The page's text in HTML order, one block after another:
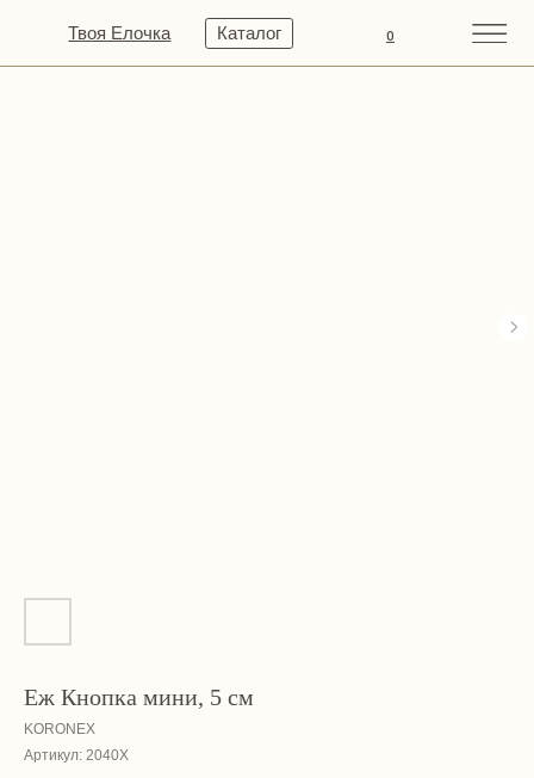
Еж Кнопка мини, 5 см
KORONEX
Артикул: 2040X